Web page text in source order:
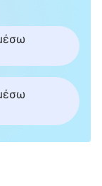
και
δεχθούν
καταγράφεται
η
για την
να
του